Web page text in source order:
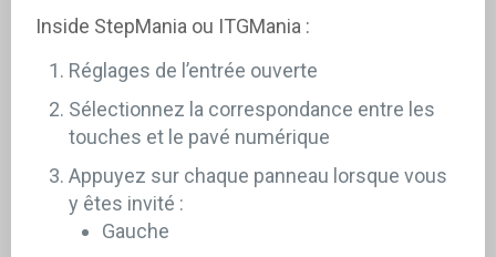
Inside StepMania ou ITGMania :
Réglages de l’entrée ouverte
Sélectionnez la correspondance entre les
touches et le pavé numérique
Appuyez sur chaque panneau lorsque vous
y êtes invité :
Gauche